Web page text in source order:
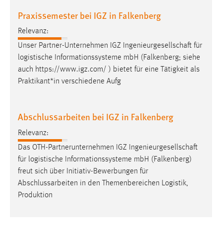
Praxissemester bei IGZ in Falkenberg
Relevanz:
Unser Partner-Unternehmen IGZ Ingenieurgesellschaft für
logistische Informationssysteme mbH (Falkenberg; siehe
auch https://www.igz.com/ ) bietet für eine Tätigkeit als
Praktikant*in verschiedene Aufg
Abschlussarbeiten bei IGZ in Falkenberg
Relevanz:
Das OTH-Partnerunternehmen IGZ
Ingenieurgesellschaft
für logistische Informationssysteme mbH (Falkenberg)
freut sich über Initiativ-Bewerbungen für
Abschlussarbeiten in den Themenbereichen Logistik,
Produktion
Chat
Name:
MibewSessionID, MIBEW_UserID, mibew_locale, mibew-
Zweck:
Wird benötigt um die Chatfunktion nutzen zu können.
5e9dbeb1811c0446 = Sitzungslaufzeit, mibew_locale = 3
Jahre, MIBEW_UserID = 1 Jahr
Login
Name:
fe_user, be_user, be_lastLoginProvider